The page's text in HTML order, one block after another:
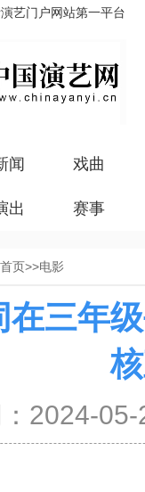
艺门户网站第一平台
闻 戏曲
出 赛事
首页>>电影
在三年
2024-